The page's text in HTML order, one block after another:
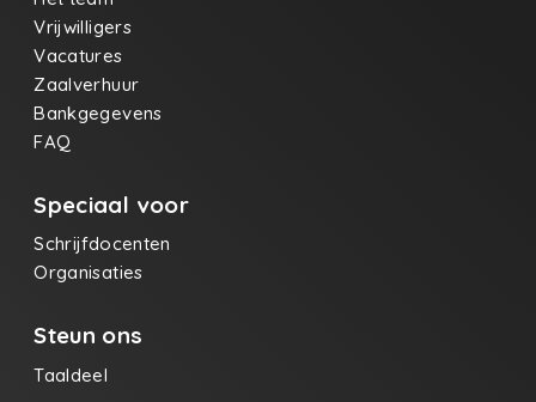
Vrijwilligers
Vacatures
Zaalverhuur
Bankgegevens
FAQ
Speciaal voor
Schrijfdocenten
Organisaties
Steun ons
Taaldeel